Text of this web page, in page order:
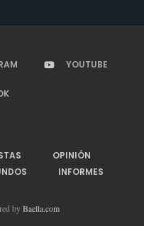
YOUTUBE
OPINIÓN
INFORMES
byBaella.com